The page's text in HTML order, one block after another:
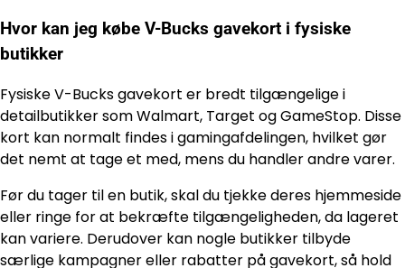
Hvor kan jeg købe V-Bucks gavekort i fysiske
butikker
Fysiske V-Bucks gavekort er bredt tilgængelige i
detailbutikker som Walmart, Target og GameStop. Disse
kort kan normalt findes i gamingafdelingen, hvilket gør
det nemt at tage et med, mens du handler andre varer.
Før du tager til en butik, skal du tjekke deres hjemmeside
eller ringe for at bekræfte tilgængeligheden, da lageret
kan variere. Derudover kan nogle butikker tilbyde
særlige kampagner eller rabatter på gavekort, så hold